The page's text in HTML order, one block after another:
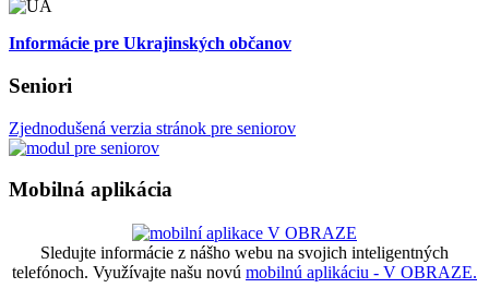
Informácie pre Ukrajinských občanov
Seniori
Zjednodušená verzia stránok pre seniorov
Mobilná aplikácia
Sledujte informácie z nášho webu na svojich inteligentných
telefónoch. Využívajte našu novú mobilnú aplikáciu - V OBRAZE.